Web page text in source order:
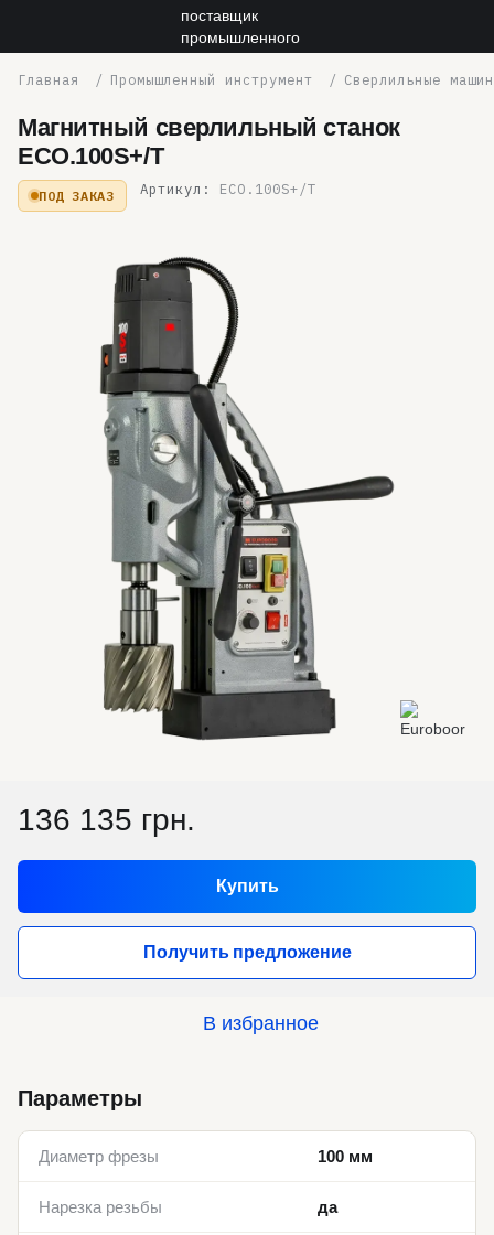
Промышленный инструмент Сверлильные
Магнитный сверлильный станок
ECO.100S+/T
ПОД ЗАКАЗ Артикул: ECO.100S+/T
136 135 грн.
Купить
Получить предложение
В избранное
Параметры
Диаметр фрезы 100 мм
Нарезка резьбы да